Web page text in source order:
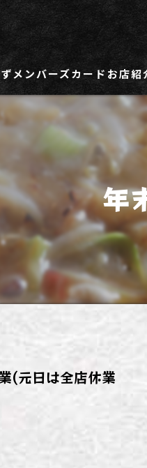
メンバーズカード
登録情報変更フォーム
お店紹
わい
わい
わい
わい
わい
わい
年
(元日は全店休業